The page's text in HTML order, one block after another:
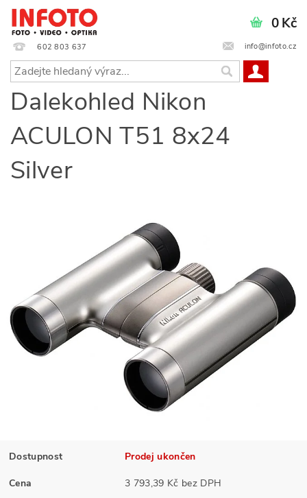
602 803 637 info@infoto.cz
0 Kč
Dalekohled Nikon
ACULON T51 8x24
Silver
Dostupnost Prodej ukončen
Cena 3 793,39 Kč bez DPH